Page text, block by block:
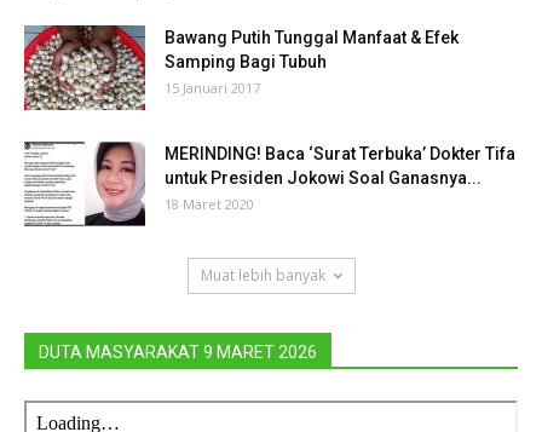
Bawang Putih Tunggal Manfaat & Efek
Samping Bagi Tubuh
15 Januari 2017
MERINDING! Baca ‘Surat Terbuka’ Dokter Tifa
untuk Presiden Jokowi Soal Ganasnya...
18 Maret 2020
Muat lebih banyak
DUTA MASYARAKAT 9 MARET 2026